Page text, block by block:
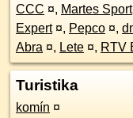
CCC ¤, Martes Sport
Expert ¤, Pepco ¤,
Abra ¤, Lete ¤, RTV
Turistika
komín ¤